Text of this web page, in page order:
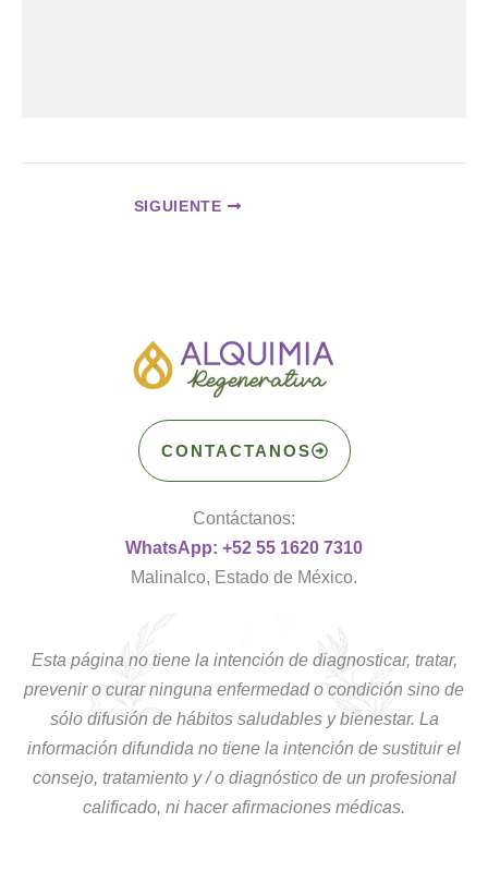
SIGUIENTE
CONTACTANOS
Contáctanos:
WhatsApp: +52 55 1620 7310
Malinalco, Estado de México.
Esta página no tiene la intención de diagnosticar, tratar,
prevenir o curar ninguna enfermedad o condición sino de
sólo difusión de hábitos saludables y bienestar. La
información difundida no tiene la intención de sustituir el
consejo, tratamiento y / o diagnóstico de un profesional
calificado, ni hacer afirmaciones médicas.